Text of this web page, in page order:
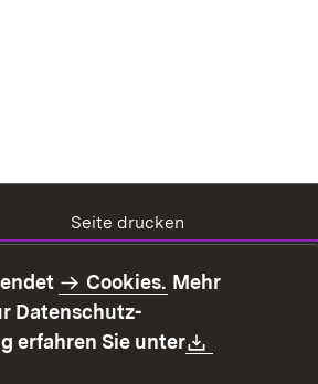
Seite drucken
Erklärung zur
Barrierefreiheit
Fehlerhaften Link melden
Cookies. Mehr
Datenschutz-
erfahren Sie unter